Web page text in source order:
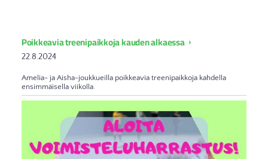
Poikkeavia treenipaikkoja kauden alkaessa
22.8.2024
Amelia- ja Aisha-joukkueilla poikkeavia treenipaikkoja kahdella
ensimmäisella viikolla.